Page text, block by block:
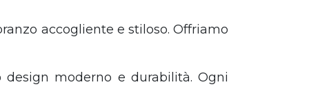
accogliente e stiloso. Offriamo
moderno e durabilità. Ogni